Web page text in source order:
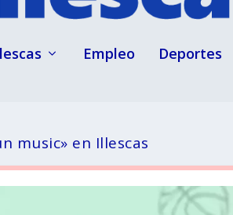
Empleo Deportes
music» en Illescas